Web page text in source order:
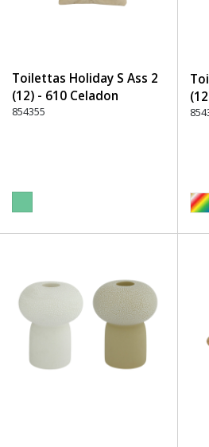
Toilettas Holiday S Ass 2
(12) - 610 Celadon
854355